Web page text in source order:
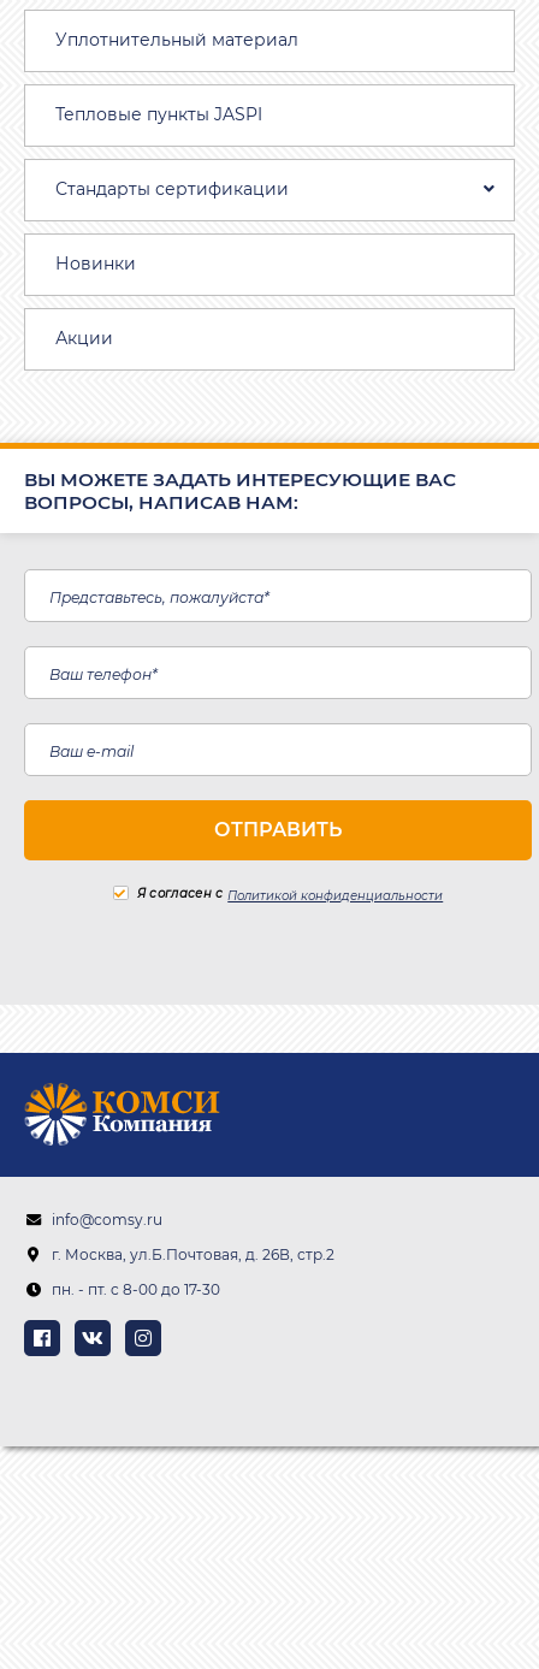
Уплотнительный материал
Тепловые пункты JASPI
Стандарты сертификации
Новинки
Акции
ВЫ МОЖЕТЕ ЗАДАТЬ ИНТЕРЕСУЮЩИЕ ВАС
ВОПРОСЫ, НАПИСАВ НАМ:
Я согласен с Политикой конфиденциальности
info@comsy.ru
г. Москва, ул.Б.Почтовая, д. 26В, стр.2
пн. - пт. c 8-00 до 17-30